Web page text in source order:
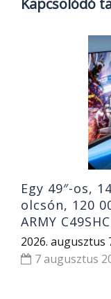
Kapcsolódó
Egy 49″-os,
olcsón, 120
ARMY C49SHC
2026. augusztus
7 augusztus